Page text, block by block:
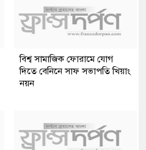
বিশ্ব সামাজিক ফোরামে যোগ
দিতে বেনিনে সাফ সভাপতি খিয়াং
নয়ন